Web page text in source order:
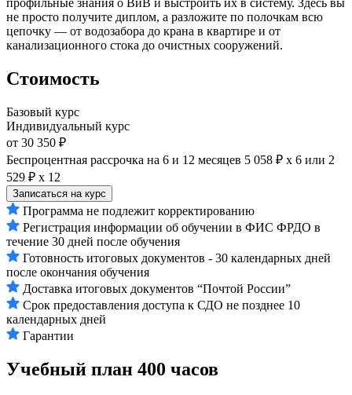
профильные знания о ВиВ и выстроить их в систему. Здесь вы
не просто получите диплом, а разложите по полочкам всю
цепочку — от водозабора до крана в квартире и от
канализационного стока до очистных сооружений.
Стоимость
Базовый курс
Индивидуальный курс
от 30 350 ₽
Беспроцентная рассрочка на 6 и 12 месяцев 5 058 ₽ х 6 или 2
529 ₽ х 12
Записаться на курс
Программа не подлежит корректированию
Регистрация информации об обучении в ФИС ФРДО в
течение 30 дней после обучения
Готовность итоговых документов - 30 календарных дней
после окончания обучения
Доставка итоговых документов “Почтой России”
Срок предоставления доступа к СДО не позднее 10
календарных дней
Гарантии
Учебный план 400 часов